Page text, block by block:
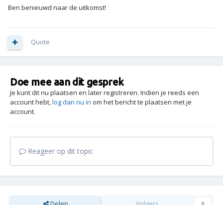
Ben benieuwd naar de uitkomst!
Quote
Doe mee aan dit gesprek
Je kunt dit nu plaatsen en later registreren. Indien je reeds een
account hebt,log dan nu in om het bericht te plaatsen met je
account.
Reageer op dit topic